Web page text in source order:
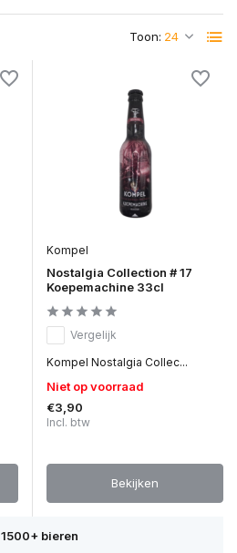
Toon:
Kompel
Nostalgia Collection # 17
Koepemachine 33cl
Vergelijk
Kompel Nostalgia Collec...
Niet op voorraad
€3,90
Incl. btw
Bekijken
1500+ bieren